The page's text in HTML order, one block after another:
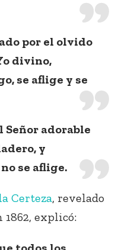
por el olvido
divino,
se aflige y se
Señor adorable
y
se aflige.
Certeza, revelado
1862, explicó: